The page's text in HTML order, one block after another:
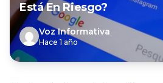
Está En Riesgo?
Voz Informativa
Hace 1 año